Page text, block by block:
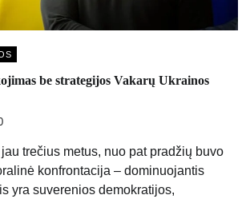
be strategijos Vakarų Ukrainos
trečius metus, nuo pat pradžių buvo
konfrontacija – dominuojantis
yra suverenios demokratijos,